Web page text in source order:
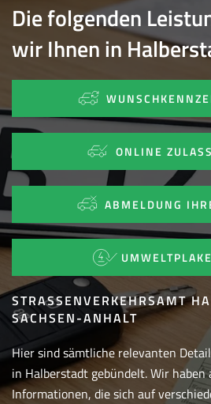
Die folgenden
wir Ihnen in
ONLINE
ABMELDUNG
STRASSENVERKEHRSAMT
ACHSEN-ANHALT
Hier sind sämtliche relevanten
in Halberstadt gebündelt. Wir
Informationen, die sich auf